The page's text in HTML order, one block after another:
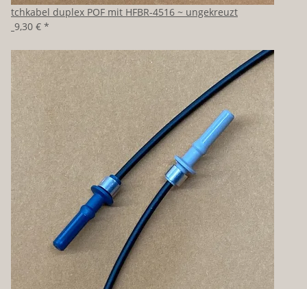
Patchkabel duplex POF mit HFBR-4516 ~ ungekreuzt
9,30 € *